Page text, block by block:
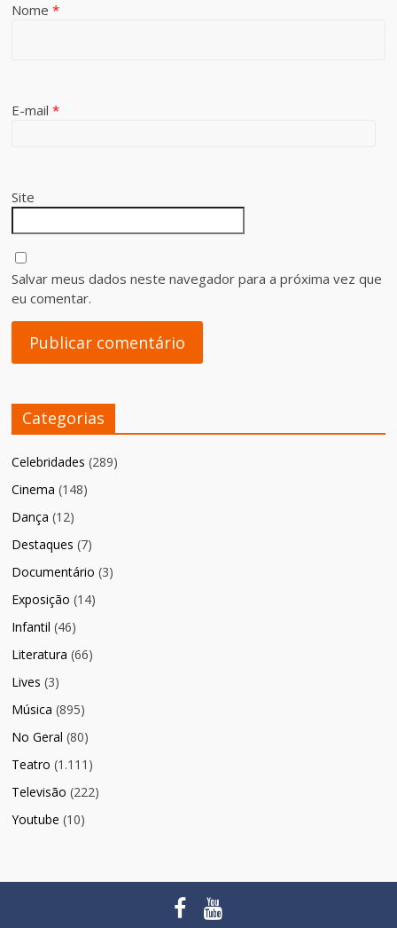
Nome*
E-mail*
Site
Salvar meus dados neste navegador para a próxima vez que
eu comentar.
Categorias
Celebridades (289)
Cinema (148)
Dança (12)
Destaques (7)
Documentário (3)
Exposição (14)
Infantil (46)
Literatura (66)
Lives (3)
Música (895)
No Geral (80)
Teatro (1.111)
Televisão (222)
Youtube (10)